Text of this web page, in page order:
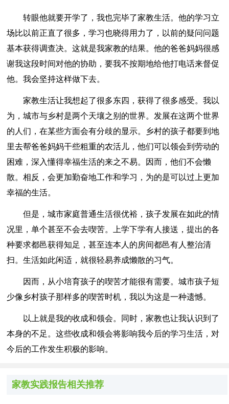
转眼他就要开学了，我也完毕了家教生活。他的学习立
场比以前正直了很多，学习也晓得用力了，以前的疑问问题
基本获得调查决。这就是我家教的结果。他的爸爸妈妈很感
谢我这段时间对他的协助，要我不按期地给他打电话来督促
他。我会坚持这样做下去。
家教生活让我想起了很多东四，获得了很多感受。我以
为，城市与乡村是两个天壤之别的世界。发展在这两个世界
的人们，在某些方面会有分歧的显示。乡村的孩子都要到地
里去帮爸爸妈妈干些粗重的农活儿，他们可以领会到劳动的
困难，深入懂得幸福生活的来之不易。因而，他们不会懒
散。相反，会更加勤奋地工作和学习，为的是可以过上更加
幸福的生活。
但是，城市家庭普通生活很优裕，孩子发展在如此的情
况里，单个甚至不会去喫苦。上学下学有人接送，提出的各
种要求都邑获得知足，甚至连本人的房间都邑有人整治清
扫。生活如此闲适，就很轻易养成懒散的习气。
因而，从小培育孩子的喫苦才能很有需要。城市孩子短
少像乡村孩子那样多的喫苦时机，我以为这是一种遗憾。
以上就是我的收成和领会。同时，家教也让我认识到了
本身的不足。这些收成和领会将影响我今后的学习生活，对
今后的工作发生积极的影响。
家教实践报告相关推荐